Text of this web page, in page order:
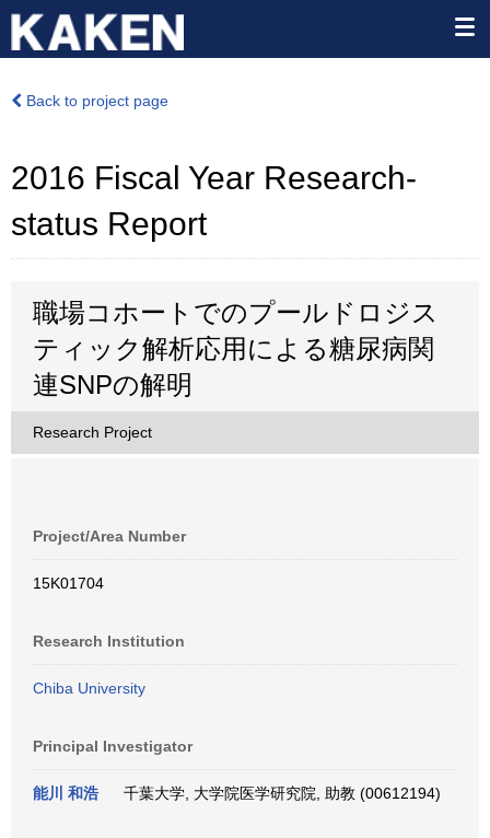
Back to project page
2016 Fiscal Year Research-
status Report
職場コホートでのプールドロジス
ティック解析応用による糖尿病関
連SNPの解明
Research Project
Project/Area Number
15K01704
Research Institution
Chiba University
Principal Investigator
能川 和浩 千葉大学, 大学院医学研究院, 助教 (00612194)